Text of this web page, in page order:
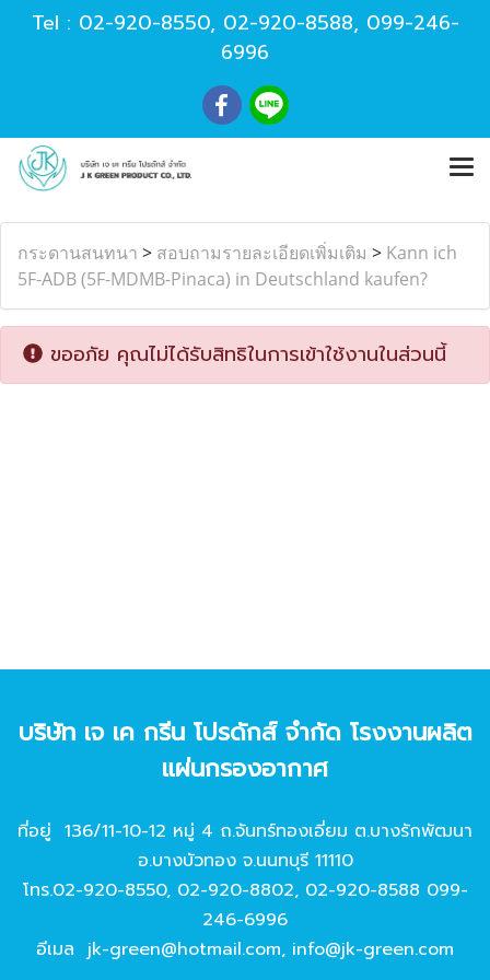
Tel : 02-920-8550, 02-920-8588, 099-246-
6996
กระดานสนทนา > สอบถามรายละเอียดเพิ่มเติม > Kann ich
5F-ADB (5F-MDMB-Pinaca) in Deutschland kaufen?
ขออภัย คุณไม่ได้รับสิทธิในการเข้าใช้งานในส่วนนี้
บริษัท เจ เค กรีน โปรดักส์ จํากัด โรงงานผลิต
แผ่นกรองอากาศ
ที่อยู่ 136/11-10-12 หมู่ 4 ถ.จันทร์ทองเอี่ยม ต.บางรักพัฒนา
อ.บางบัวทอง จ.นนทบุรี 11110
โทร.02-920-8550, 02-920-8802, 02-920-8588 099-
246-6996
อีเมล jk-green@hotmail.com, info@jk-green.com